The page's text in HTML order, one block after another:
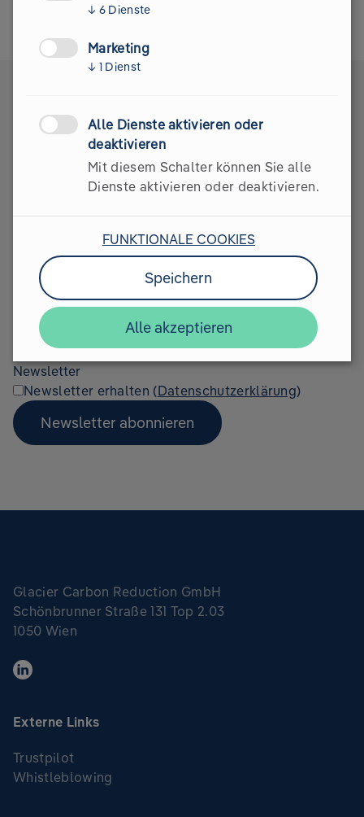
So hast du´s auf dem
Schirm.
Abonniere den Newsletter und erhalte Updates zu
unseren Programmen, News zu Klimaschutz und ESG
und die besten Klimatipps für Unternehmen.
Kostenlos und jederzeit kündbar.
E-Mail
Newsletter
Newsletter erhalten (Datenschutzerklärung)
Newsletter abonnieren
Glacier Carbon Reduction GmbH
Schönbrunner Straße 131 Top 2.03
1050 Wien
Externe Links
Trustpilot
Whistleblowing
↓ 6 Dienste
Marketing
↓ 1 Dienst
Alle Dienste aktivieren oder
deaktivieren
Mit diesem Schalter können Sie alle
Dienste aktivieren oder deaktivieren.
FUNKTIONALE COOKIES
Speichern
Alle akzeptieren